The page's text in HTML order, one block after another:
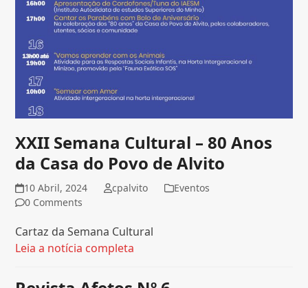
XXII Semana Cultural – 80 Anos
da Casa do Povo de Alvito
10 Abril, 2024 cpalvito
Eventos
0 Comments
Cartaz da Semana Cultural
Leia a notícia completa